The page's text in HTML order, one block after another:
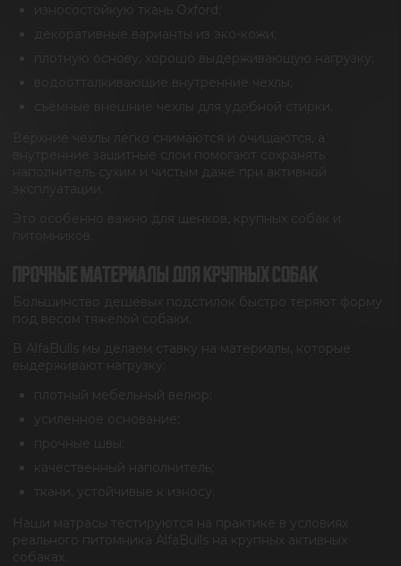
износостойкую ткань Oxford;
декоративные варианты из эко-кожи;
плотную основу, хорошо выдерживающую нагрузку;
водоотталкивающие внутренние чехлы;
съёмные внешние чехлы для удобной стирки.
Верхние чехлы легко снимаются и очищаются, а
внутренние защитные слои помогают сохранять
наполнитель сухим и чистым даже при активной
Это особенно важно для щенков, крупных собак и
ПРОЧНЫЕ МАТЕРИАЛЫ ДЛЯ КРУПНЫХ СОБАК
Большинство дешёвых подстилок быстро теряют форму
под весом тяжёлой собаки.
В AlfaBulls мы делаем ставку на материалы, которые
выдерживают нагрузку:
плотный мебельный велюр;
усиленное основание;
прочные швы;
качественный наполнитель;
ткани, устойчивые к износу.
Наши матрасы тестируются на практике в условиях
реального питомника AlfaBulls на крупных активных
собаках.